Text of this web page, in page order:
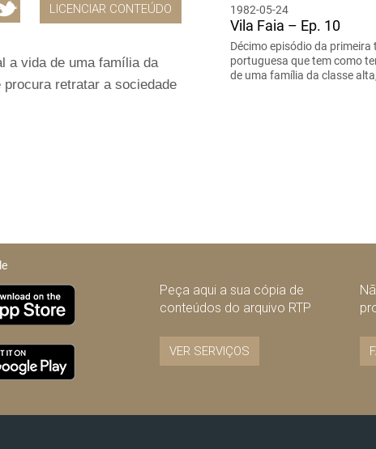
LICENCIAR CONTEÚDO
a vida de uma família da
retratar a sociedade
1982-05-24
Vila Faia – Ep. 10
Décimo episódio da primeira
portuguesa que tem como
de uma família da classe
Peça aqui a sua cópia de
conteúdos do arquivo RTP
VER SERVIÇOS